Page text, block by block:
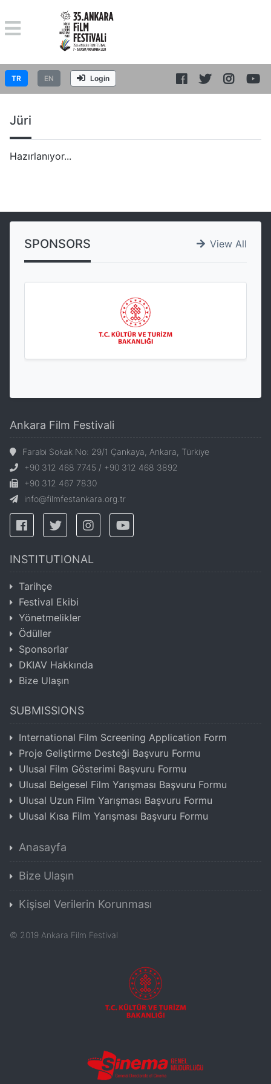
TR EN Login
Jüri
Hazırlanıyor...
View All
SPONSORS
Ankara Film Festivali
Farabi Sokak No: 29/1 Çankaya, Ankara, Türkiye
+90 312 468 7745 / +90 312 468 3892
+90 312 467 7830
info@filmfestankara.org.tr
INSTITUTIONAL
Tarihçe
Festival Ekibi
Yönetmelikler
Ödüller
Sponsorlar
DKIAV Hakkında
Bize Ulaşın
SUBMISSIONS
International Film Screening Application Form
Proje Geliştirme Desteği Başvuru Formu
Ulusal Film Gösterimi Başvuru Formu
Ulusal Belgesel Film Yarışması Başvuru Formu
Ulusal Uzun Film Yarışması Başvuru Formu
Ulusal Kısa Film Yarışması Başvuru Formu
Anasayfa
Bize Ulaşın
Kişisel Verilerin Korunması
© 2019 Ankara Film Festival